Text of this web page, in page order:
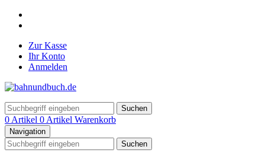
Zur Kasse
Ihr Konto
Anmelden
Suchen
0 Artikel 0 Artikel Warenkorb
Navigation
Suchen